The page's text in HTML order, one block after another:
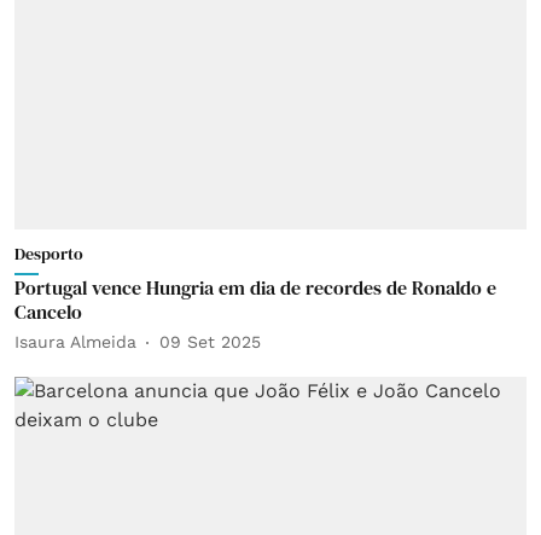
Desporto
Portugal vence Hungria em dia de recordes de Ronaldo e
Cancelo
Isaura Almeida 09 Set 2025